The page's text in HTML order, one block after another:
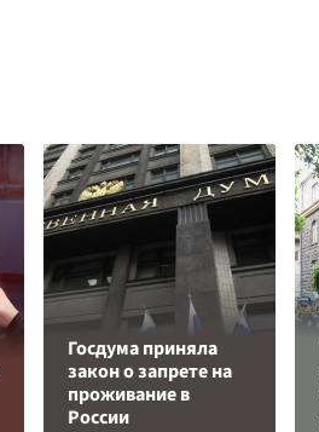
Госдума приняла
закон о запрете на
проживание в
России